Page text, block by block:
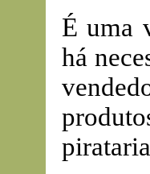
É uma
há